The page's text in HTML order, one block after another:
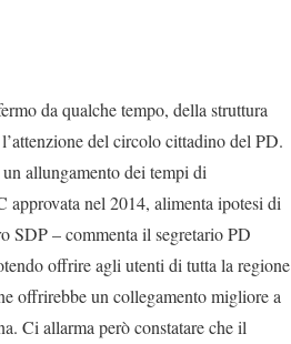
da qualche tempo, della struttura
del circolo cittadino del PD.
allungamento dei tempi di
approvata nel 2014, alimenta ipotesi di
SDP – commenta il segretario PD
offrire agli utenti di tutta la regione
offrirebbe un collegamento migliore a
Ci allarma però constatare che il